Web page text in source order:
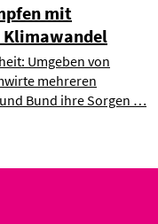
mit
Umgeben von
mehreren
Bund ihre Sorgen …